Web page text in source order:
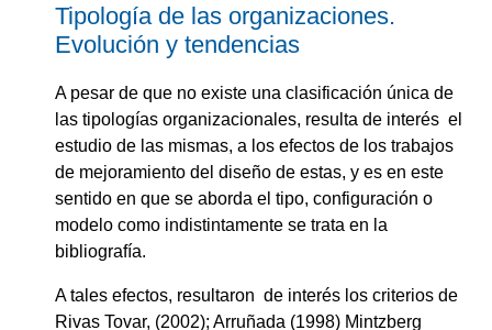
Tipología de las organizaciones.
Evolución y tendencias
A pesar de que no existe una clasificación única de
las tipologías organizacionales, resulta de interés el
estudio de las mismas, a los efectos de los trabajos
de mejoramiento del diseño de estas, y es en este
sentido en que se aborda el tipo, configuración o
modelo como indistintamente se trata en la
bibliografía.
A tales efectos, resultaron de interés los criterios de
Rivas Tovar, (2002); Arruñada (1998) Mintzberg